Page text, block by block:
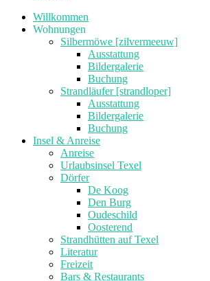
Willkommen
Wohnungen
Silbermöwe [zilvermeeuw]
Ausstattung
Bildergalerie
Buchung
Strandläufer [strandloper]
Ausstattung
Bildergalerie
Buchung
Insel & Anreise
Anreise
Urlaubsinsel Texel
Dörfer
De Koog
Den Burg
Oudeschild
Oosterend
Strandhütten auf Texel
Literatur
Freizeit
Bars & Restaurants